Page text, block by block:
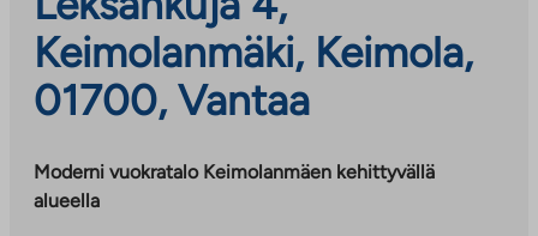
Keimolanmäki, Keimola,
01700, Vantaa
Moderni vuokratalo Keimolanmäen kehittyvällä
alueella